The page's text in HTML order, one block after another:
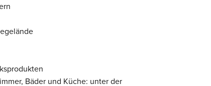
Bäder und Küche: unter der